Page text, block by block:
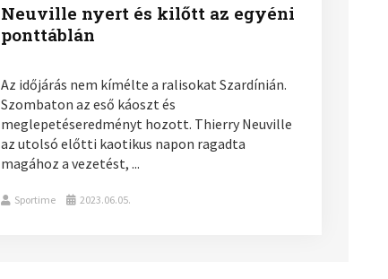
Neuville nyert és kilőtt az egyéni
ponttáblán
Az időjárás nem kímélte a ralisokat Szardínián.
Szombaton az eső káoszt és
meglepetéseredményt hozott. Thierry Neuville
az utolsó előtti kaotikus napon ragadta
magához a vezetést, ...
Sportime 2023.06.05.